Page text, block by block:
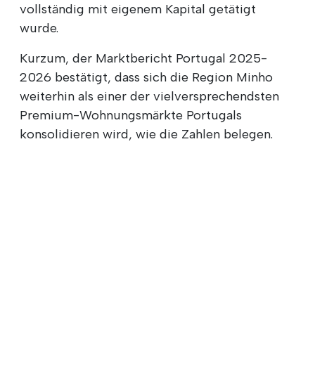
vollständig mit eigenem Kapital getätigt
wurde.
Kurzum, der Marktbericht Portugal 2025-
2026 bestätigt, dass sich die Region Minho
weiterhin als einer der vielversprechendsten
Premium-Wohnungsmärkte Portugals
konsolidieren wird, wie die Zahlen belegen.